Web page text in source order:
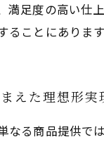
満足度の高い仕
ことにあります
えた理想形
なる商品提供で